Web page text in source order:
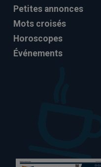
Petites annonces
Mots croisés
Horoscopes
Événements